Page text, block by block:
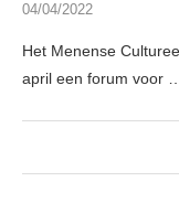
04/04/2022
Het Menense
april een forum voor